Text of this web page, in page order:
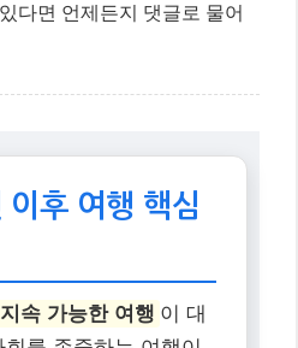
다면 언제든지 댓글로 물어
후 여행 핵심
지속 가능한 여행 이 대